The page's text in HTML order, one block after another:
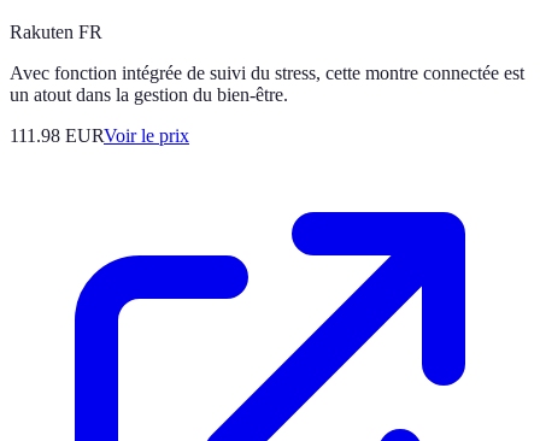
Rakuten FR
Avec fonction intégrée de suivi du stress, cette montre connectée est
un atout dans la gestion du bien-être.
111.98 EURVoir le prix